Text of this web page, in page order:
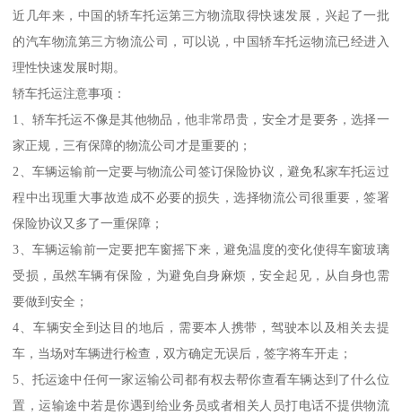
近几年来，中国的轿车托运第三方物流取得快速发展，兴起了一批
的汽车物流第三方物流公司，可以说，中国轿车托运物流已经进入
理性快速发展时期。
轿车托运注意事项：
1、轿车托运不像是其他物品，他非常昂贵，安全才是要务，选择一
家正规，三有保障的物流公司才是重要的；
2、车辆运输前一定要与物流公司签订保险协议，避免私家车托运过
程中出现重大事故造成不必要的损失，选择物流公司很重要，签署
保险协议又多了一重保障；
3、车辆运输前一定要把车窗摇下来，避免温度的变化使得车窗玻璃
受损，虽然车辆有保险，为避免自身麻烦，安全起见，从自身也需
要做到安全；
4、车辆安全到达目的地后，需要本人携带，驾驶本以及相关去提
车，当场对车辆进行检查，双方确定无误后，签字将车开走；
5、托运途中任何一家运输公司都有权去帮你查看车辆达到了什么位
置，运输途中若是你遇到给业务员或者相关人员打电话不提供物流